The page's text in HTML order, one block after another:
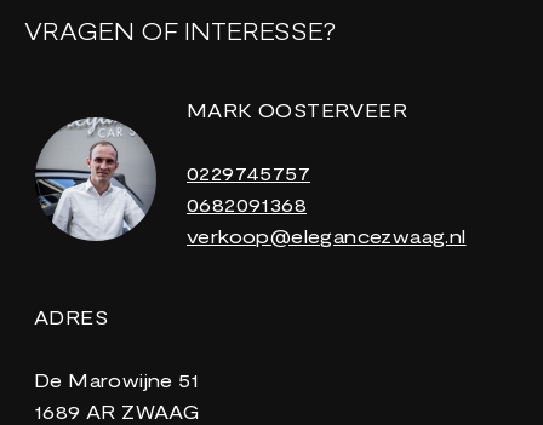
VRAGEN OF INTERESSE?
MARK OOSTERVEER
0229745757
0682091368
verkoop@elegancezwaag.nl
ADRES
De Marowijne 51
1689 AR ZWAAG